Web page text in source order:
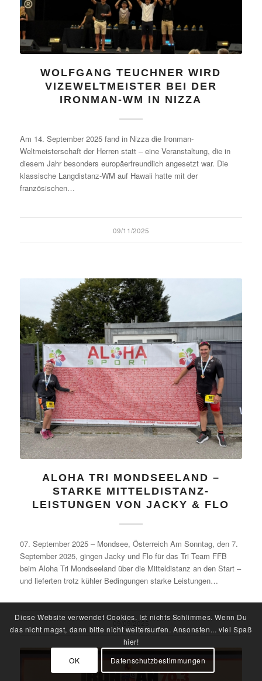
WOLFGANG TEUCHNER WIRD
VIZEWELTMEISTER BEI DER
IRONMAN-WM IN NIZZA
Am 14. September 2025 fand in Nizza die Ironman-
Weltmeisterschaft der Herren statt – eine Veranstaltung, die in
diesem Jahr besonders europäerfreundlich angesetzt war. Die
klassische Langdistanz-WM auf Hawaii hatte mit der
französischen…
09/11/2025
ALOHA TRI MONDSEELAND –
STARKE MITTELDISTANZ-
LEISTUNGEN VON JACKY & FLO
07. September 2025 – Mondsee, Österreich Am Sonntag, den 7.
September 2025, gingen Jacky und Flo für das Tri Team FFB
beim Aloha Tri Mondseeland über die Mitteldistanz an den Start –
und lieferten trotz kühler Bedingungen starke Leistungen…
09/09/2025
Diese Website verwendet Cookies. Ist nichts Schlimmes. Wenn Du
das nicht magst, dann bitte nicht weitersurfen. Ansonsten... viel Spaß
hier!
OK
Datenschutzbestimmungen